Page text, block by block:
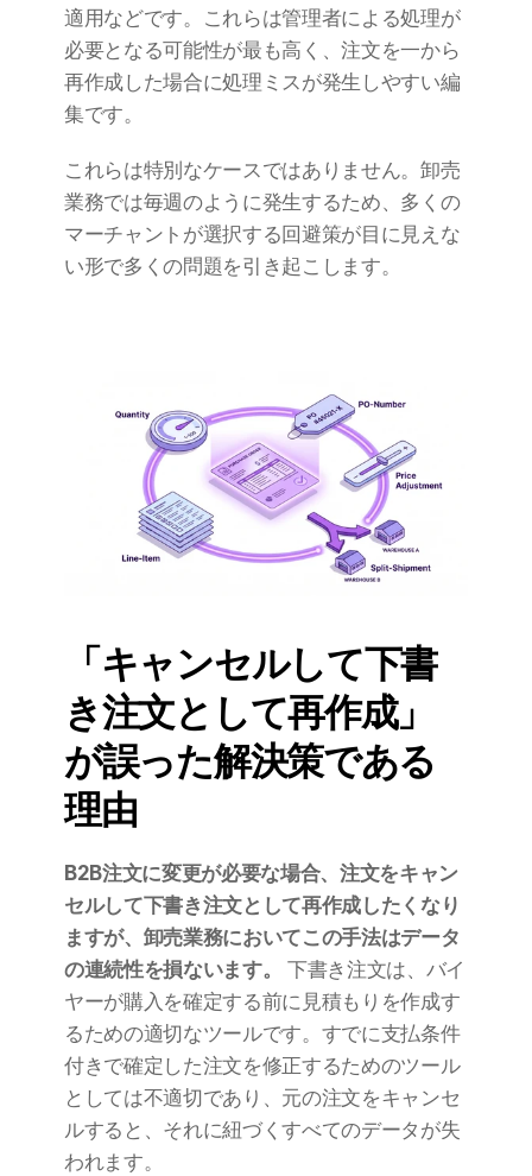
適用などです。これらは管理者による処理が
必要となる可能性が最も高く、注文を一から
再作成した場合に処理ミスが発生しやすい編
集です。
これらは特別なケースではありません。卸売
業務では毎週のように発生するため、多くの
マーチャントが選択する回避策が目に見えな
い形で多くの問題を引き起こします。
「キャンセルして下書
き注文として再作成」
が誤った解決策である
理由
B2B注文に変更が必要な場合、注文をキャン
セルして下書き注文として再作成したくなり
ますが、卸売業務においてこの手法はデータ
の連続性を損ないます。
下書き注文は、バイ
ヤーが購入を確定する前に見積もりを作成す
るための適切なツールです。すでに支払条件
付きで確定した注文を修正するためのツール
としては不適切であり、元の注文をキャンセ
ルすると、それに紐づくすべてのデータが失
われます。